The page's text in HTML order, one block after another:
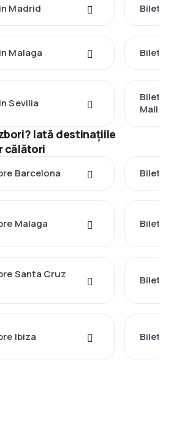
Madrid Bilete
Malaga Bilete
Sevilia
Bilete
Iată destinațiile
călători
Barcelona Bilete
Malaga Bilete
Santa Cruz
Bilete
Ibiza Bilete